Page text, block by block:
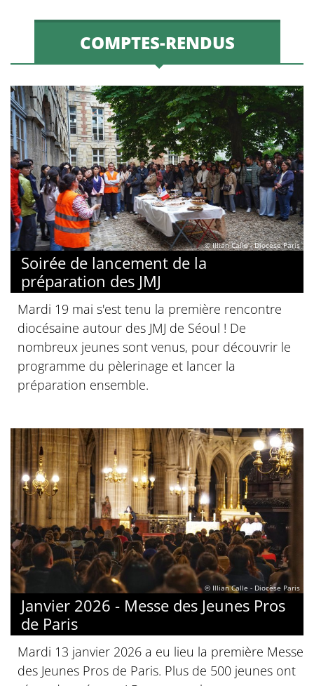
COMPTES-RENDUS
© Illian Calle - Diocèse Paris
Soirée de lancement de la
préparation des JMJ
Mardi 19 mai s'est tenu la première rencontre
diocésaine autour des JMJ de Séoul ! De
nombreux jeunes sont venus, pour découvrir le
programme du pèlerinage et lancer la
préparation ensemble.
© Illian Calle - Diocèse Paris
Janvier 2026 - Messe des Jeunes Pros
de Paris
Mardi 13 janvier 2026 a eu lieu la première Messe
des Jeunes Pros de Paris. Plus de 500 jeunes ont